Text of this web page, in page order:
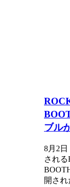
ブル
8月2
される
開され